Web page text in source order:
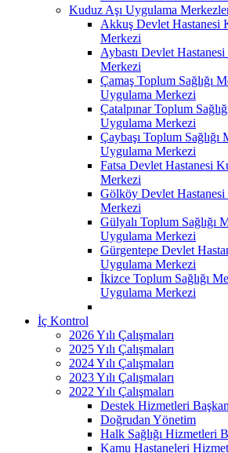
Kuduz Aşı Uygulama
Akkuş Devlet Hastanesi
Merkezi
Aybastı Devlet
Merkezi
Çamaş Toplum Sağlığı
Uygulama Merkezi
Çatalpınar Toplum
Uygulama Merkezi
Çaybaşı Toplum Sağlığı
Uygulama Merkezi
Fatsa Devlet Hastanesi
Merkezi
Gölköy Devlet
Merkezi
Gülyalı Toplum Sağlığı
Uygulama Merkezi
Gürgentepe Devlet
Uygulama Merkezi
İkizce Toplum Sağlığı
Uygulama Merkezi
İç Kontrol
2026 Yılı Çalışmaları
2025 Yılı Çalışmaları
2024 Yılı Çalışmaları
2023 Yılı Çalışmaları
2022 Yılı Çalışmaları
Destek Hizmetleri
Doğrudan Yönetim
Halk Sağlığı Hizmetleri
Kamu Hastaneleri